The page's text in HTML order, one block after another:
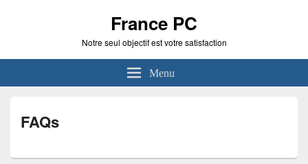
France PC
Notre seul objectif est votre satisfaction
Menu
FAQs